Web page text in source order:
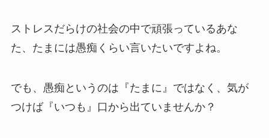
ストレスだらけの社会の中で頑張っているあな
た、たまには愚痴くらい言いたいですよね。
でも、愚痴というのは『たまに』ではなく、気が
つけば『いつも』口から出ていませんか？